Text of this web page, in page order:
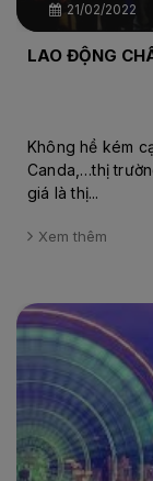
21/02/2022
LAO ĐỘNG
Không hề kém
Canda,…thị
giá là thị...
Xem thêm